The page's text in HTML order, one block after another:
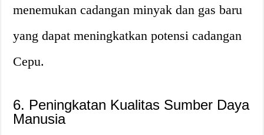
menemukan cadangan minyak dan gas baru
yang dapat meningkatkan potensi cadangan
Cepu.
6. Peningkatan Kualitas Sumber Daya
Manusia